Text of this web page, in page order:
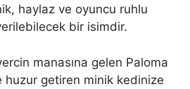
haylaz ve oyuncu ruhlu
bir isimdir.
manasına gelen Paloma
huzur getiren minik kedinize